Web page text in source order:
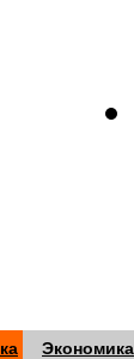
Экономика